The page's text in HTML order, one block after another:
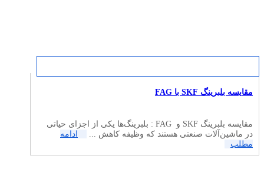
مقایسه بلبرینگ SKF با FAG
مقایسه بلبرینگ‌ SKF و FAG : بلبرینگ‌ها یکی از اجزای حیاتی
در ماشین‌آلات صنعتی هستند که وظیفه کاهش ...
ادامه
مطلب